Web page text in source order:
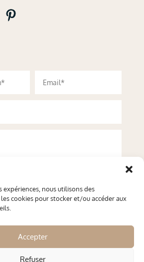
expériences, nous utilisons des
cookies pour stocker et/ou accéder aux
Accepter
Refuser